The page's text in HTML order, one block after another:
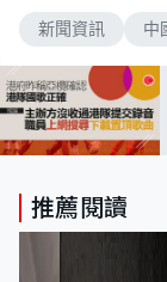
新聞資訊 中
推薦閱讀